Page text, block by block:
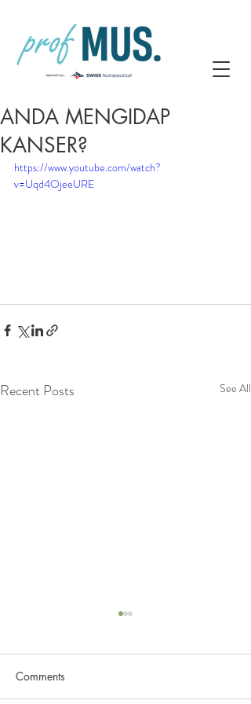
ANDA MENGIDAP
KANSER?
https://www.youtube.com/watch?
v=Uqd4OjeeURE
Recent Posts See All
Comments